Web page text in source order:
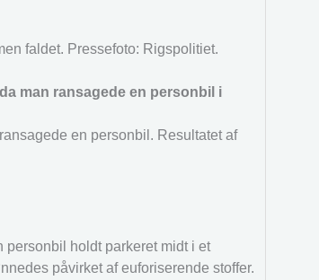
faldet. Pressefoto: Rigspolitiet.
man ransagede en personbil i
en personbil. Resultatet af
holdt parkeret midt i et
påvirket af euforiserende stoffer.